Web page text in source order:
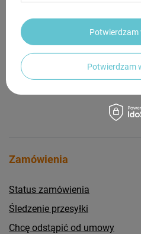
Potrzebujesz pomocy?
Zadaj pytanie a my odpowiemy
najciekawsze pytania i odpowiedzi
dla innych.
Zamówienia
Status zamówienia
Śledzenie przesyłki
Chcę odstąpić od umowy
Potwierdzam
Potwierdzam